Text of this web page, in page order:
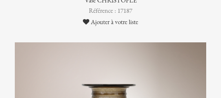
Référence : 17187
Ajouter à votre liste